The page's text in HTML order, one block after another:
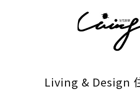
Living & Design